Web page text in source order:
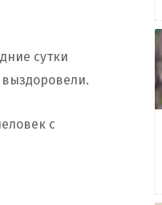
сутки
выздоровели.
с